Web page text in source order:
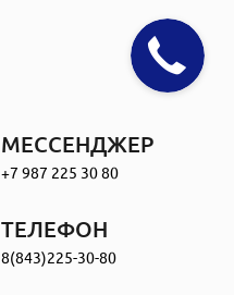
МЕССЕНДЖЕР
+7 987 225 30 80
ТЕЛЕФОН
8(843)225-30-80